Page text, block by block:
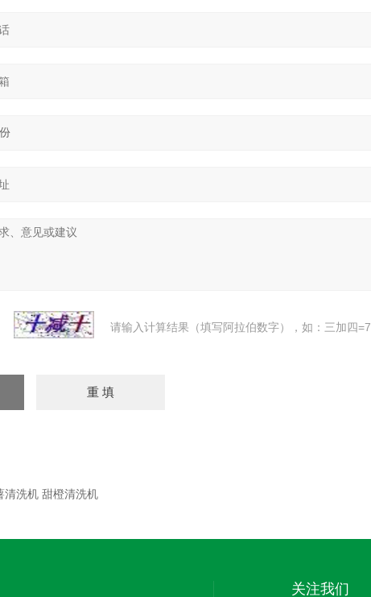
请输入计算结果（填写阿拉伯数字），如：三加四=7
清洗机 甜橙清洗机
关注我们